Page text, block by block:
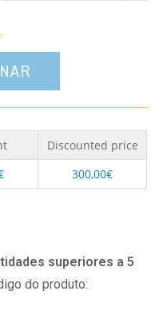
Discounted price
300,00€
superiores a 5
do produto: